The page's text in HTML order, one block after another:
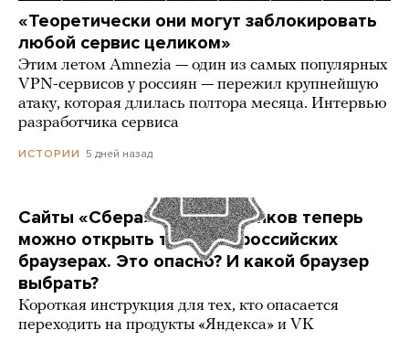
«Теоретически они могут заблокировать
любой сервис целиком»
Этим летом Amnezia — один из самых популярных
VPN-сервисов у россиян — пережил крупнейшую
атаку, которая длилась полтора месяца. Интервью
разработчика сервиса
ИСТОРИИ 5 дней назад
Сайты «Сбера» и других банков теперь
можно открыть только в российских
браузерах. Это опасно? И какой браузер
выбрать?
Короткая инструкция для тех, кто опасается
переходить на продукты «Яндекса» и VK